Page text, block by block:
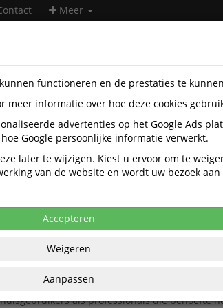
Meer
PETG Filamenten
Filamenten
Populariteit
3D Filament Creality PETG 1.75mm geel 1kg
Creality 3D Printer Filament PETG 1.75mm 1kg.
kwaliteit van Creality's PETG filament, ideaal voor
zoeken naar duurzaamheid en / of precisie.
Creality's PETG filament is de ideale keuze voor
als professionals die behoefte
functioneren en de prestaties te
meer informatie over hoe deze cookies
advertenties op het Google Ads
Google persoonlijke informatie verwerkt.
later te wijzigen. Kiest u ervoor om te
van de website en wordt uw bezoek
Accepteren
Weigeren
Aanpassen